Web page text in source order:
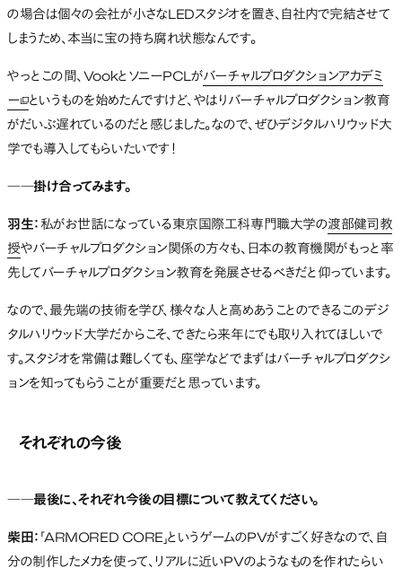
の場合は個々の会社が小さなLEDスタジオを置き、自社内で完結させて
しまうため、本当に宝の持ち腐れ状態なんです。
やっとこの間、VookとソニーPCLがバーチャルプロダクションアカデミ
ー新しいタブで開く
というものを始めたんですけど、やはりバーチャルプロダクション教育
がだいぶ遅れているのだと感じました。なので、ぜひデジタルハリウッド大
学でも導入してもらいたいです！
――掛け合ってみます。
羽生： 私がお世話になっている東京国際工科専門職大学の渡部健司教
授やバーチャルプロダクション関係の方々も、日本の教育機関がもっと率
先してバーチャルプロダクション教育を発展させるべきだと仰っています。
なので、最先端の技術を学び、様々な人と高めあうことのできるこのデジ
タルハリウッド大学だからこそ、できたら来年にでも取り入れてほしいで
す。スタジオを常備は難しくても、座学などでまずはバーチャルプロダクシ
ョンを知ってもらうことが重要だと思っています。
それぞれの今後
――最後に、それぞれ今後の目標について教えてください。
柴田： 「ARMORED CORE」というゲームのPVがすごく好きなので、自
分の制作したメカを使って、リアルに近いPVのようなものを作れたらい